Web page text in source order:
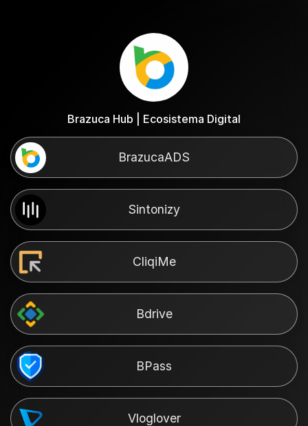
Brazuca Hub | Ecosistema Digital
BrazucaADS
Sintonizy
CliqiMe
Bdrive
BPass
Vloglover